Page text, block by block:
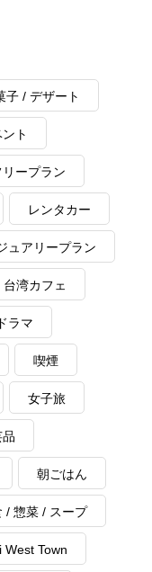
子 / デザート
ト
リープラン
レンタカー
ュアリープラン
台湾カフェ
ラマ
喫煙
女子旅
品
朝ごはん
/ 惣菜 / スープ
West Town